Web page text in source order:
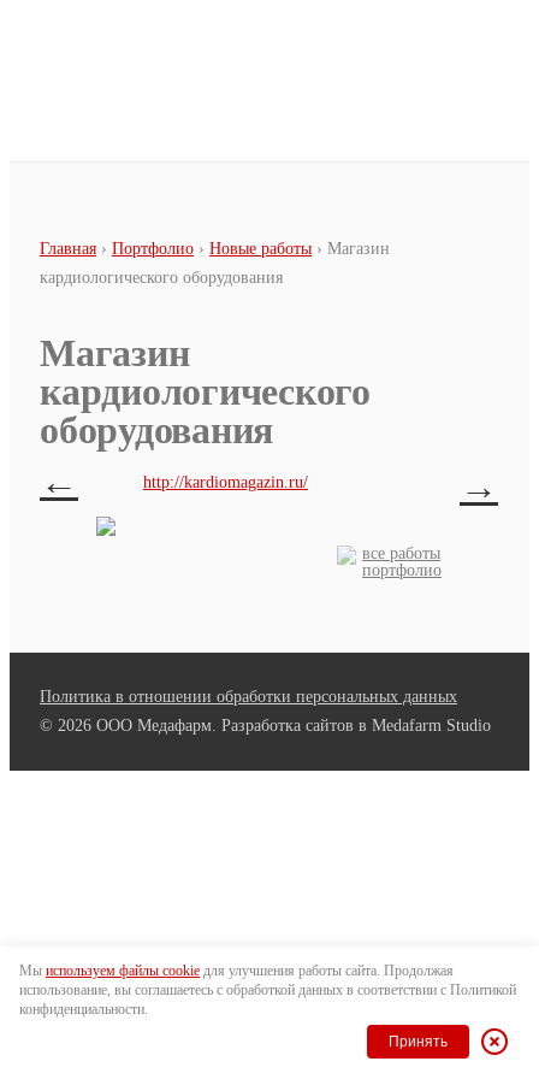
Вы здесь
Главная › Портфолио › Новые работы › Магазин
кардиологического оборудования
Магазин
кардиологического
оборудования
←
http://kardiomagazin.ru/ →
все работы
портфолио
Политика в отношении обработки персональных данных
© 2026 ООО Медафарм. Разработка сайтов в Medafarm Studio
Мы используем файлы cookie для улучшения работы сайта. Продолжая
использование, вы соглашаетесь с обработкой данных в соответствии с Политикой
конфиденциальности.
Принять